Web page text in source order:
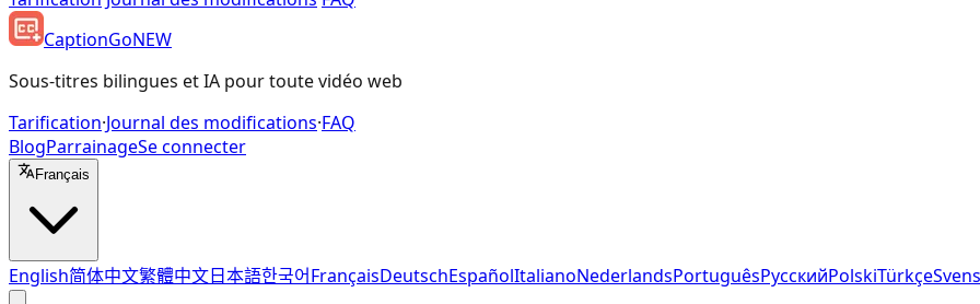
CaptionGoNEW
Sous-titres bilingues et IA pour toute vidéo web
Tarification·Journal des modifications·FAQ
BlogParrainageSe connecter
Français
English简体中文繁體中文日本語한국어FrançaisDeutschEspañolItalianoNederlandsPortuguêsРусскийPolskiTürkçe